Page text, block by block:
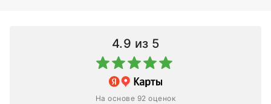
4.9 из 5
На основе 92 оценок